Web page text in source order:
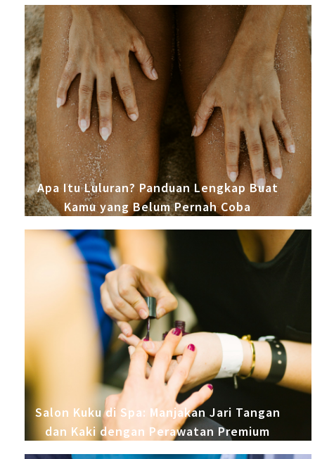
Apa Itu Luluran? Panduan Lengkap Buat
Kamu yang Belum Pernah Coba
Salon Kuku di Spa: Manjakan Jari Tangan
dan Kaki dengan Perawatan Premium